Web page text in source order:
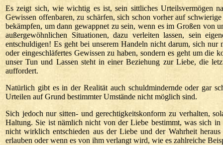
Es zeigt sich, wie wichtig es ist, sein sittliches Urteilsvermögen
Gewissen offenbaren, zu schärfen, sich schon vorher auf
bekämpfen, um dann gewappnet zu sein, wenn es im Großen
außergewöhnlichen Situationen, dazu verleiten lassen, sein
entschuldigen! Es geht bei unserem Handeln nicht darum, sich
oder eingeschläfertes Gewissen zu haben, sondern es geht um
unser Tun und Lassen steht in einer Beziehung zur Liebe, die
auffordert.
Natürlich gibt es in der Realität auch schuldmindernde oder gar
Urteilen auf Grund bestimmter Umstände nicht möglich sind.
Sich jedoch nur sitten- und gerechtigkeitskonform zu verhalten,
Haltung. Sie ist nämlich nicht von der Liebe bestimmt, was sich
nicht wirklich entschieden aus der Liebe und der Wahrheit
erlauben oder wenn es von ihm verlangt wird, wie es zahlreiche